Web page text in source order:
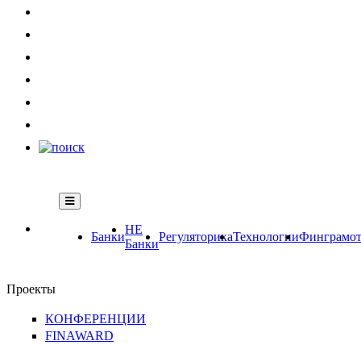
Банки
НЕ
Банки
РегуляторикаТехнологии
Проекты
КОНФЕРЕНЦИИ
FINAWARD